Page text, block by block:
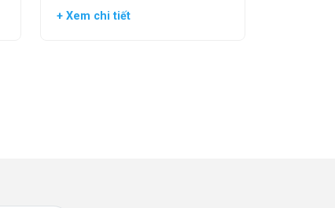
HIỆN TẠI ĐẾN XU HƯỚNG
+ Xem chi tiết